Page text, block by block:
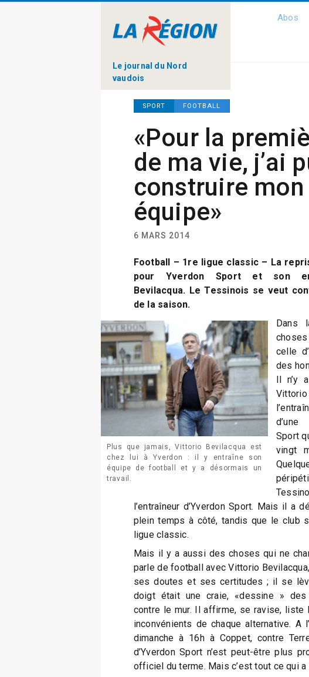
Le journal du Nord
vaudois
Abos
SPORT FOOTBALL
«Pour la
de ma vie, j’ai
construire mon
équipe»
6 MARS 2014
Football – 1re ligue classic – La
pour Yverdon Sport et son
Bevilacqua. Le Tessinois se veut
de la saison.
Plus que jamais, Vittorio Bevilacqua est
chez lui à Yverdon : il y entraîne son
équipe de football et y a désormais un
travail.
Dans
celle
des
Il n’y
d’une
Sport
vingt
l’entraîneur d’Yverdon Sport. Mais il a
plein temps à côté, tandis que le club
ligue classic.
Mais il y a aussi des choses qui ne
parle de football avec Vittorio
ses doutes et ses certitudes ; il se
doigt était une craie, «dessine » des
contre le mur. Il affirme, se ravise, liste
inconvénients de chaque alternative. A
dimanche à 16h à Coppet, contre
d’Yverdon Sport n’est peut-être plus
officiel du terme. Mais c’est tout ce qui a